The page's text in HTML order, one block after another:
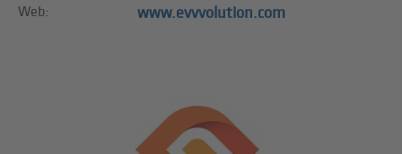
Web: www.evvvolution.com